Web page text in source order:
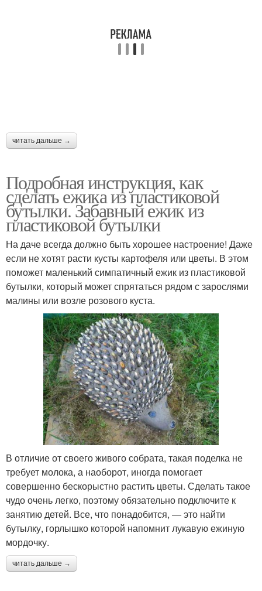
читать дальше →
Подробная инструкция, как
сделать ежика из пластиковой
бутылки. Забавный ежик из
пластиковой бутылки
На даче всегда должно быть хорошее настроение! Даже
если не хотят расти кусты картофеля или цветы. В этом
поможет маленький симпатичный ежик из пластиковой
бутылки, который может спрятаться рядом с зарослями
малины или возле розового куста.
В отличие от своего живого собрата, такая поделка не
требует молока, а наоборот, иногда помогает
совершенно бескорыстно растить цветы. Сделать такое
чудо очень легко, поэтому обязательно подключите к
занятию детей. Все, что понадобится, — это найти
бутылку, горлышко которой напомнит лукавую ежиную
мордочку.
читать дальше →